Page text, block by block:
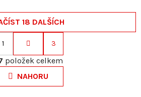
O
v
l
á
18 DALŠÍCH
S
t
r
á
1 3
položek celkem
NAHORU